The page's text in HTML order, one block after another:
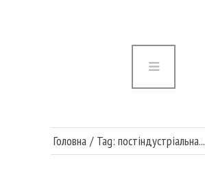
Війна в Україні
Публікації
Головна Tag: постіндустріальна...